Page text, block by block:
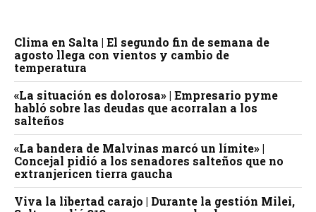
Clima en Salta | El segundo fin de semana de
agosto llega con vientos y cambio de
temperatura
«La situación es dolorosa» | Empresario pyme
habló sobre las deudas que acorralan a los
salteños
«La bandera de Malvinas marcó un límite» |
Concejal pidió a los senadores salteños que no
extranjericen tierra gaucha
Viva la libertad carajo | Durante la gestión Milei,